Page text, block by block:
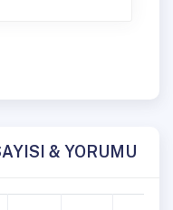
& YORUMU